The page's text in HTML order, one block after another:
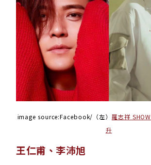
image source:Facebook/（左）羅志祥 SHOW
升
王仁甫、李沛旭